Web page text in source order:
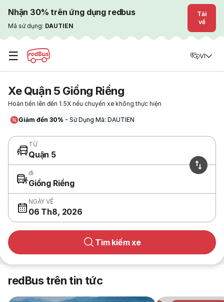
Nhận 30% trên ứng dụng redbus
Mã sử dụng: DAUTIEN
Tải
về
☰ VI
Xe Quận 5 Giồng Riềng
Hoàn tiền lên đến 1.5X nếu chuyến xe không thực hiện
Giảm đến 30% - Sử Dụng Mã: DAUTIEN
TỪ
Quận 5
đi
Giồng Riềng
NGÀY VỀ
06 Th8, 2026
Tìm kiếm xe
redBus trên tin tức